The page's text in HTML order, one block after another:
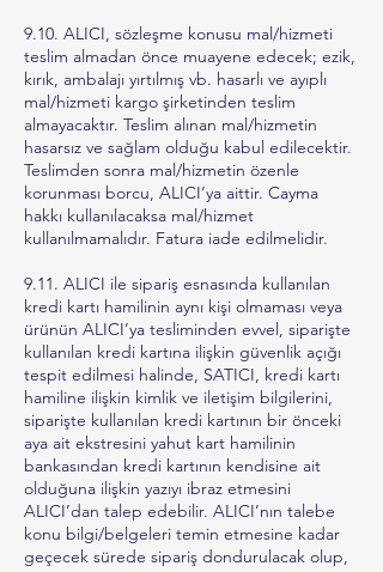
9.10. ALICI, sözleşme konusu mal/hizmeti
teslim almadan önce muayene edecek; ezik,
kırık, ambalajı yırtılmış vb. hasarlı ve ayıplı
mal/hizmeti kargo şirketinden teslim
almayacaktır. Teslim alınan mal/hizmetin
hasarsız ve sağlam olduğu kabul edilecektir.
Teslimden sonra mal/hizmetin özenle
korunması borcu, ALICI’ya aittir. Cayma
hakkı kullanılacaksa mal/hizmet
kullanılmamalıdır. Fatura iade edilmelidir.
9.11. ALICI ile sipariş esnasında kullanılan
kredi kartı hamilinin aynı kişi olmaması veya
ürünün ALICI’ya tesliminden evvel, siparişte
kullanılan kredi kartına ilişkin güvenlik açığı
tespit edilmesi halinde, SATICI, kredi kartı
hamiline ilişkin kimlik ve iletişim bilgilerini,
siparişte kullanılan kredi kartının bir önceki
aya ait ekstresini yahut kart hamilinin
bankasından kredi kartının kendisine ait
olduğuna ilişkin yazıyı ibraz etmesini
ALICI’dan talep edebilir. ALICI’nın talebe
konu bilgi/belgeleri temin etmesine kadar
geçecek sürede sipariş dondurulacak olup,